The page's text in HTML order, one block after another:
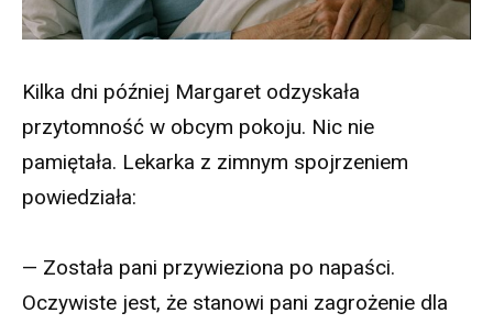
Kilka dni później Margaret odzyskała
przytomność w obcym pokoju. Nic nie
pamiętała. Lekarka z zimnym spojrzeniem
powiedziała:
— Została pani przywieziona po napaści.
Oczywiste jest, że stanowi pani zagrożenie dla